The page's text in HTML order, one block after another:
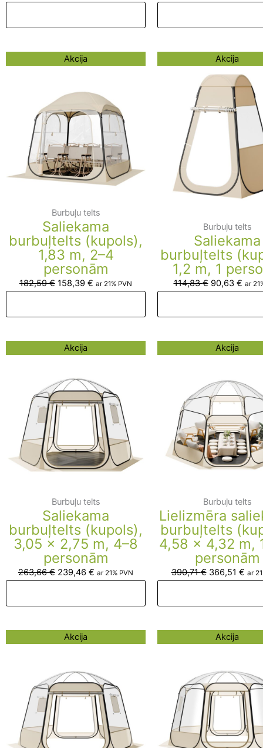
Akcija
Burbuļu telts
Saliekama
burbuļtelts (kupols),
1,83 m, 2–4
personām
182,59€
Original
182,59 €.
158,39 €
158,39 €.
ar 21% PVN
Akcija
Burbuļu telts
Saliekama
burbuļtelts
1,2 m, 1
114,83€
Original
price
was:
114,83 €.
90,63 €
price
is:
ar
Akcija
Burbuļu telts
Saliekama
burbuļtelts (kupols),
3,05 x 2,75 m, 4–8
personām
263,66€
Original
263,66 €.
239,46 €
239,46 €.
ar 21% PVN
Akcija
Burbuļu telts
Lielizmēra
burbuļtelts
4,58 x 4,32 m,
personām
390,71€
Original
390,71 €.
366,51 € ar
Akcija
Original
280,71 €.256,51 €.
Akcija
Original
327,79 €.